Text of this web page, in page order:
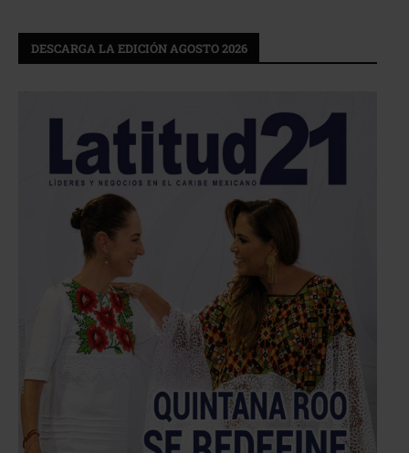
DESCARGA LA EDICIÓN AGOSTO 2026